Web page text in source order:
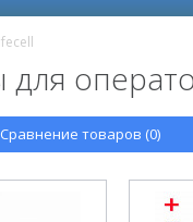
Сравнение товаров (0)